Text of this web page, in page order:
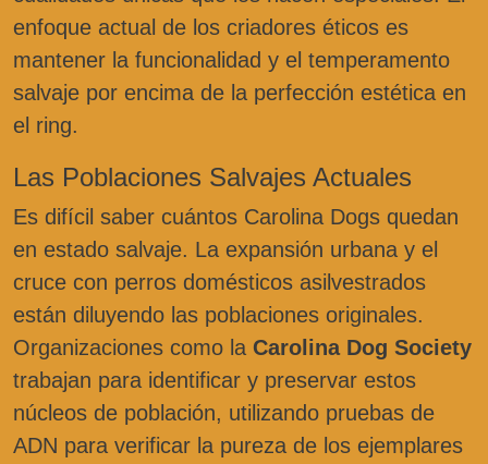
enfoque actual de los criadores éticos es
mantener la funcionalidad y el temperamento
salvaje por encima de la perfección estética en
el ring.
Las Poblaciones Salvajes Actuales
Es difícil saber cuántos Carolina Dogs quedan
en estado salvaje. La expansión urbana y el
cruce con perros domésticos asilvestrados
están diluyendo las poblaciones originales.
Organizaciones como la Carolina Dog Society
trabajan para identificar y preservar estos
núcleos de población, utilizando pruebas de
ADN para verificar la pureza de los ejemplares